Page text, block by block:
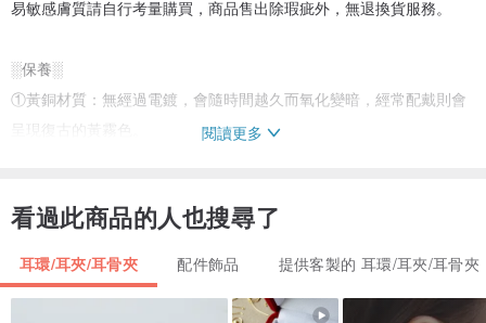
易敏感膚質請自行考量購買，商品售出除瑕疵外，無退換貨服務。
░保養░
①黃銅材質：無經過電鍍，會隨時間越久而氧化變暗，經常配戴則會
呈現復古的黃霧色。
④皮革材質：使用歐洲進口植物鞣革，皮革會隨時間而加深色澤。
內保存延長壽命。
⑥洗澡、游泳、泡溫泉或接觸任何化學物質、化妝保養品時都建議將
閱讀更多
看過此商品的人也搜尋了
耳環/耳夾/耳骨夾 配件飾品 提供客製的 耳環/耳夾/耳骨夾